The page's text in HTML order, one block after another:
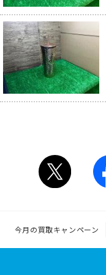
今月の買取キャンペーン